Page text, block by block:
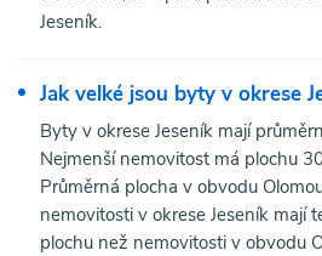
Jeseník.
Jak velké jsou byty v okrese
Byty v okrese Jeseník mají
Nejmenší nemovitost má plochu
Průměrná plocha v obvodu
nemovitosti v okrese Jeseník mají
plochu než nemovitosti v obvodu